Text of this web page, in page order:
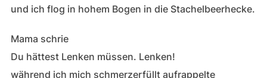
und ich flog in hohem Bogen in die Stachelbeerhecke.
Mama schrie
Du hättest Lenken müssen. Lenken!
während ich mich schmerzerfüllt aufrappelte